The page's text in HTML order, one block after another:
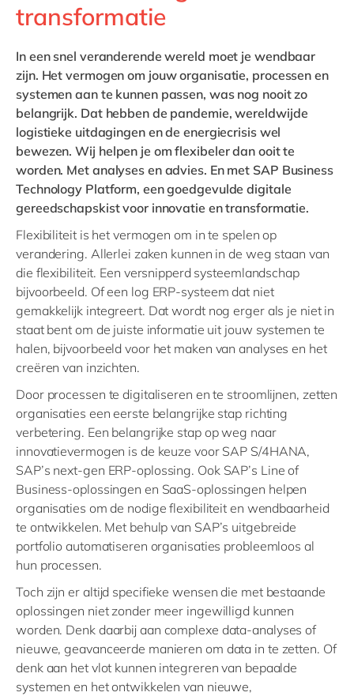
Switzerland
UK & Ireland
USA & Canada
transformatie
In een snel veranderende wereld moet je wendbaar
zijn. Het vermogen om jouw organisatie, processen en
systemen aan te kunnen passen, was nog nooit zo
belangrijk. Dat hebben de pandemie, wereldwijde
logistieke uitdagingen en de energiecrisis wel
bewezen. Wij helpen je om flexibeler dan ooit te
worden. Met analyses en advies. En met SAP Business
Technology Platform, een goedgevulde digitale
gereedschapskist voor innovatie en transformatie.
Flexibiliteit is het vermogen om in te spelen op
verandering. Allerlei zaken kunnen in de weg staan van
die flexibiliteit. Een versnipperd systeemlandschap
bijvoorbeeld. Of een log ERP-systeem dat niet
gemakkelijk integreert. Dat wordt nog erger als je niet in
staat bent om de juiste informatie uit jouw systemen te
halen, bijvoorbeeld voor het maken van analyses en het
creëren van inzichten.
Door processen te digitaliseren en te stroomlijnen, zetten
organisaties een eerste belangrijke stap richting
verbetering. Een belangrijke stap op weg naar
innovatievermogen is de keuze voor SAP S/4HANA,
SAP’s next-gen ERP-oplossing. Ook SAP’s Line of
Business-oplossingen en SaaS-oplossingen helpen
organisaties om de nodige flexibiliteit en wendbaarheid
te ontwikkelen. Met behulp van SAP’s uitgebreide
portfolio automatiseren organisaties probleemloos al
hun processen.
Toch zijn er altijd specifieke wensen die met bestaande
oplossingen niet zonder meer ingewilligd kunnen
worden. Denk daarbij aan complexe data-analyses of
nieuwe, geavanceerde manieren om data in te zetten. Of
denk aan het vlot kunnen integreren van bepaalde
systemen en het ontwikkelen van nieuwe,